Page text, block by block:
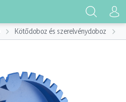
Kötődoboz és szerelvénydoboz